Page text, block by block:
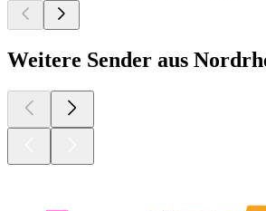
Weitere Sender aus